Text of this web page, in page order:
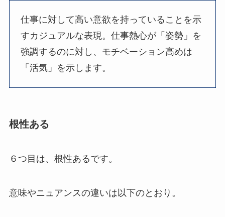
仕事に対して高い意欲を持っていることを示
すカジュアルな表現。仕事熱心が「姿勢」を
強調するのに対し、モチベーション高めは
「活気」を示します。
根性ある
６つ目は、根性あるです。
意味やニュアンスの違いは以下のとおり。